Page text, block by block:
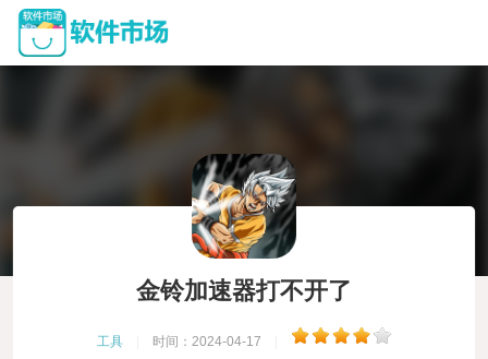
金铃加速器打不开了
工具 时间：2024-04-17